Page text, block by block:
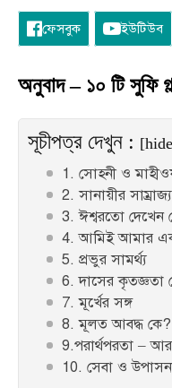
ফেসবুক ইউটিউব
অনুবাদ – ১০ টি সুফি
সূচীপত্র দেখুন :
1. সোহনী ও
2. সানায়ীর সাম্রাজ্য
3. ঈশ্বরতো দেখেন
4. আমিই আমার
5. প্রভুর সামর্থ্য
6. দাসের কৃতজ্ঞতা
7. মূর্খের সঙ্গ
8. মূলত আবদ্ধ
9.পরার্থপরতা –
10. সেবা ও